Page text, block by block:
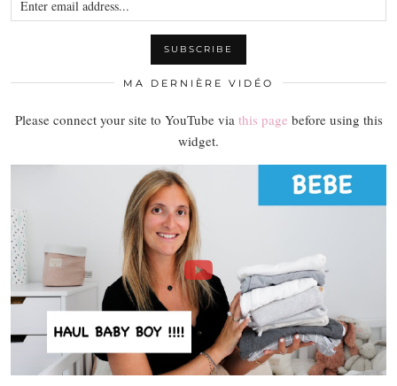
MA DERNIÈRE VIDÉO
Please connect your site to YouTube via this page before using this
widget.